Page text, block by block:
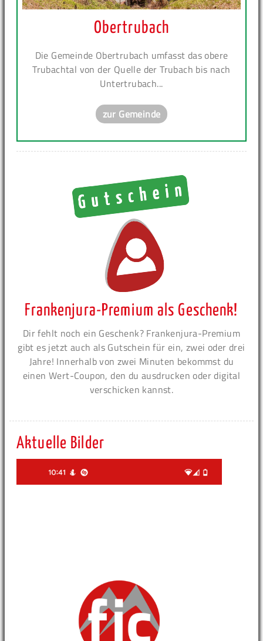
Obertrubach
Die Gemeinde Obertrubach umfasst das obere
Trubachtal von der Quelle der Trubach bis nach
Untertrubach...
zur Gemeinde
Frankenjura-Premium als Geschenk!
Dir fehlt noch ein Geschenk? Frankenjura-Premium
gibt es jetzt auch als Gutschein für ein, zwei oder drei
Jahre! Innerhalb von zwei Minuten bekommst du
einen Wert-Coupon, den du ausdrucken oder digital
verschicken kannst.
Aktuelle Bilder